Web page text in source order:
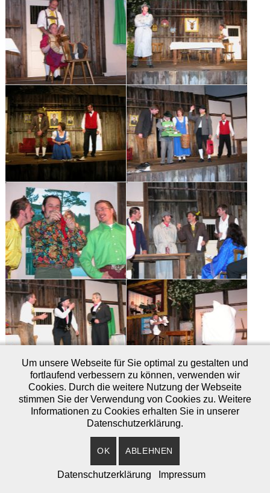
Zurück Weiter
© Theatergruppe Tiefenbach
Um unsere Webseite für Sie optimal zu gestalten und
fortlaufend verbessern zu können, verwenden wir
Cookies. Durch die weitere Nutzung der Webseite
stimmen Sie der Verwendung von Cookies zu. Weitere
Informationen zu Cookies erhalten Sie in unserer
Datenschutzerklärung.
OK ABLEHNEN
Datenschutzerklärung Impressum